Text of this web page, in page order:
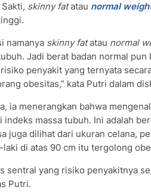
skinny fatatau normal
namanya skinny fatatau normal
Jadi berat badan normal
penyakit yang ternyata
obesitas,” kata Putri dalam
ia menerangkan bahwa
indeks massa tubuh. Ini adalah
juga dilihat dari ukuran celana,
laki di atas 90 cm itu tergolong
sentral yang risiko penyakitnya
Putri.